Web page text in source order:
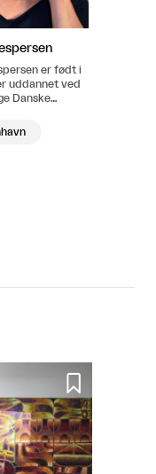
er født i
uddannet ved
Danske
Kbh,
og arbejder i
